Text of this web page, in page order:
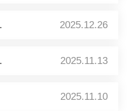
2025.12.26
2025.11.13
2025.11.10